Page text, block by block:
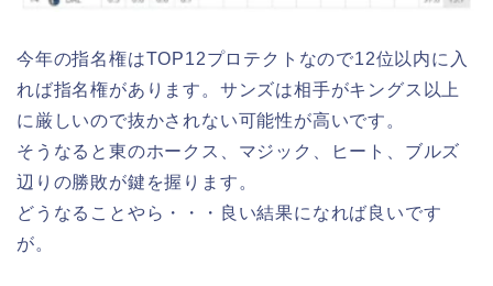
今年の指名権はTOP12プロテクトなので12位以内に入
れば指名権があります。サンズは相手がキングス以上
に厳しいので抜かされない可能性が高いです。
そうなると東のホークス、マジック、ヒート、ブルズ
辺りの勝敗が鍵を握ります。
どうなることやら・・・良い結果になれば良いです
が。